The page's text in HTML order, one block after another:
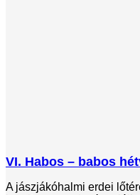
VI. Habos – babos
A jászjákóhalmi erdei